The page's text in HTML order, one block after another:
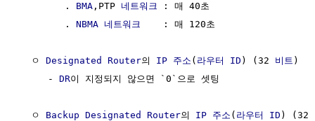
        .
BMA ,PTP 네트워크
: 매 40초
        .
NBMA 네트워크
    : 매 120초
  ㅇ
Designated Router의 IP 주소 ( 라우터 ID ) (32 비트 )
     -
DR이 지정되지 않으면 `0`으로 셋팅
  ㅇ
Backup Designated Router의 IP 주소 ( 라우터 ID ) (32